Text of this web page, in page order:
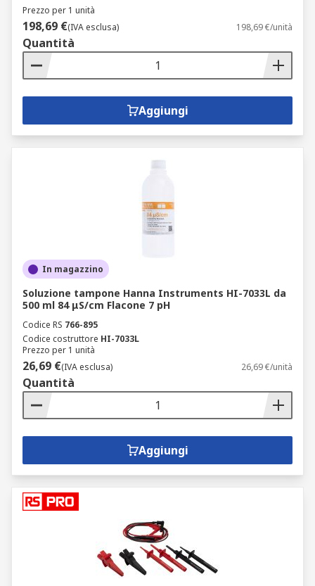
Prezzo per 1 unità
198,69 €(IVA esclusa) 198,69 €/unità
Quantità
Aggiungi
In magazzino
Soluzione tampone Hanna Instruments HI-7033L da
500 ml 84 μS/cm Flacone 7 pH
Codice RS 766-895
Codice costruttore HI-7033L
Prezzo per 1 unità
26,69 €(IVA esclusa) 26,69 €/unità
Quantità
Aggiungi